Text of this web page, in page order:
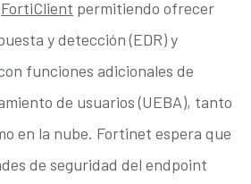
FortiClient permitiendo ofrecer
y detección (EDR) y
funciones adicionales de
de usuarios (UEBA), tanto
en la nube. Fortinet espera que
de seguridad del endpoint